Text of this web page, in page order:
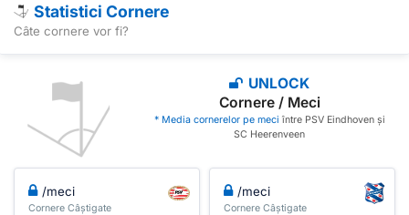
Statistici Cornere
Câte cornere vor fi?
UNLOCK
Cornere / Meci
* Media cornerelor pe meci între PSV Eindhoven și
SC Heerenveen
/meci
Cornere Câștigate
/meci
Cornere Câștigate